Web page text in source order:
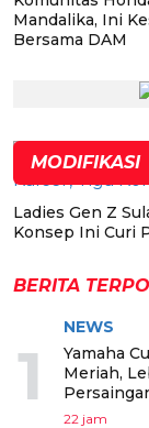
Mandalika, Ini
Bersama DAM
MODIFIKASI
Ladies Gen Z
Konsep Ini Curi
BERITA
1
NEWS
Yamaha
Meriah,
22 jam